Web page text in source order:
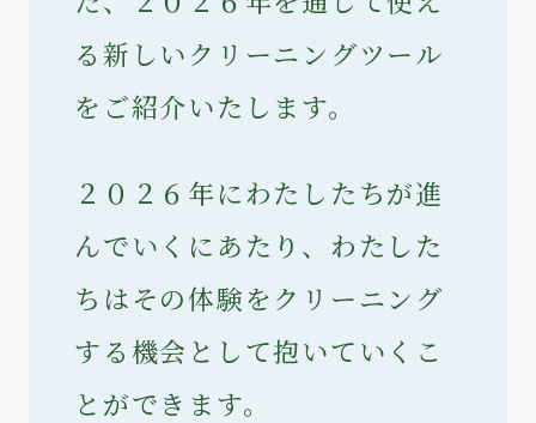
る新しいクリーニングツール
をご紹介いたします。
２０２６年にわたしたちが進
んでいくにあたり、わたした
ちはその体験をクリーニング
する機会として抱いていくこ
とができます。